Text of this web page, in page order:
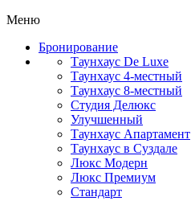
Меню
Бронирование
Таунхаус De Luxe
Таунхаус 4-местный
Таунхаус 8-местный
Студия Делюкс
Улучшенный
Таунхаус Апартамент
Таунхаус в Суздале
Люкс Модерн
Люкс Премиум
Стандарт